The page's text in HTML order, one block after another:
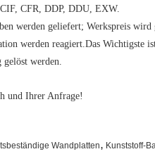
CFR, DDP, DDU, EXW.
werden geliefert; Werkspreis
werden reagiert.Das Wichtigste
gelöst werden.
und Ihrer Anfrage!
Wandplatten, Kunststoff-